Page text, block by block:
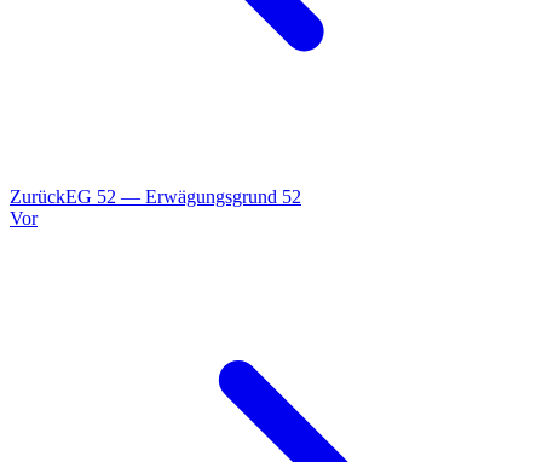
ZurückEG 52 — Erwägungsgrund 52
Vor